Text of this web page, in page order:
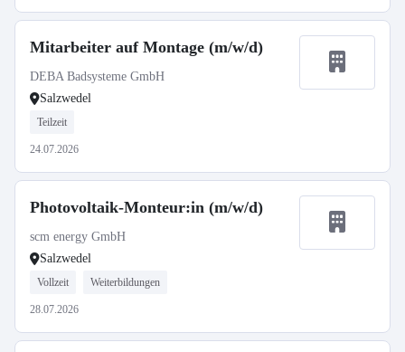
Mitarbeiter auf Montage (m/w/d)
DEBA Badsysteme GmbH
Salzwedel
Teilzeit
24.07.2026
Photovoltaik-Monteur:in (m/w/d)
scm energy GmbH
Salzwedel
Vollzeit Weiterbildungen
28.07.2026